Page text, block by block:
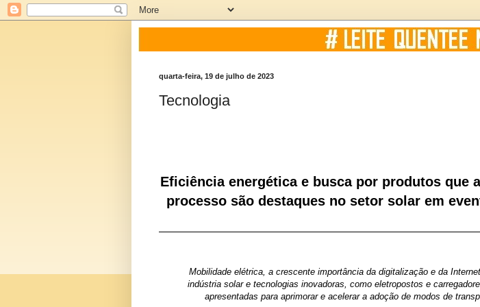
quarta-feira, 19 de julho de 2023
Tecnologia
Eficiência energética e busca por produtos que
processo são destaques no setor solar em
Mobilidade elétrica, a crescente importância da digitalização e da
indústria solar e tecnologias inovadoras, como eletropostos e
apresentadas para aprimorar e acelerar a adoção de modos de